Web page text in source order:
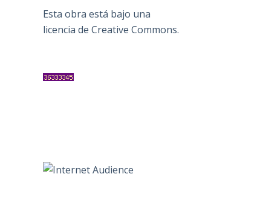
Esta obra está bajo una
licencia de Creative Commons.